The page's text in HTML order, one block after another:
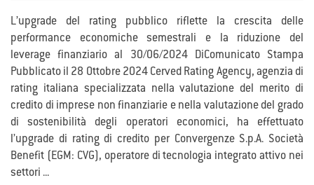
L’upgrade del rating pubblico riflette la crescita delle
performance economiche semestrali e la riduzione del
leverage finanziario al 30/06/2024 DiComunicato Stampa
Pubblicato il 28 Ottobre 2024 Cerved Rating Agency, agenzia di
rating italiana specializzata nella valutazione del merito di
credito di imprese non finanziarie e nella valutazione del grado
di sostenibilità degli operatori economici, ha effettuato
l’upgrade di rating di credito per Convergenze S.p.A. Società
Benefit (EGM: CVG), operatore di tecnologia integrato attivo nei
settori ...